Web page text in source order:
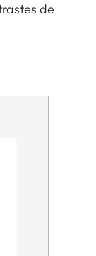
de